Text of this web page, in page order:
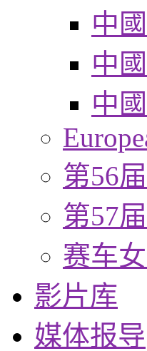
中
中
中
第56
第57
赛车
影片库
媒体报导